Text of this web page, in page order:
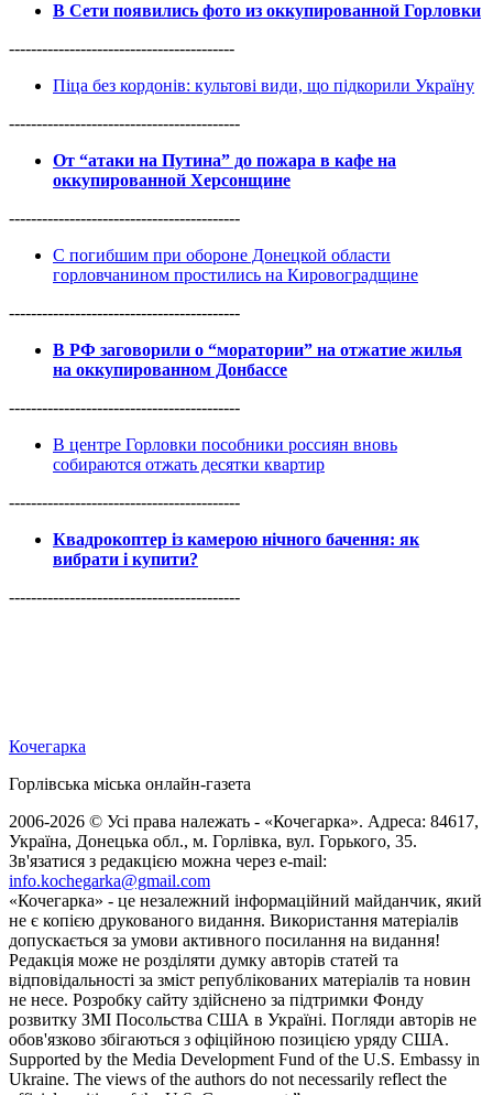
В Сети появились фото из оккупированной Горловки
-----------------------------------------
Піца без кордонів: культові види, що підкорили Україну
------------------------------------------
От “атаки на Путина” до пожара в кафе на
оккупированной Херсонщине
------------------------------------------
С погибшим при обороне Донецкой области
горловчанином простились на Кировоградщине
------------------------------------------
В РФ заговорили о “моратории” на отжатие жилья
на оккупированном Донбассе
------------------------------------------
В центре Горловки пособники россиян вновь
собираются отжать десятки квартир
------------------------------------------
Квадрокоптер із камерою нічного бачення: як
вибрати і купити?
------------------------------------------
Кочегарка
Горлівська міська онлайн-газета
2006-2026 © Усі права належать - «Кочегарка». Адреса: 84617,
Україна, Донецька обл., м. Горлівка, вул. Горького, 35.
Зв'язатися з редакцією можна через e-mail:
info.kochegarka@gmail.com
«Кочегарка» - це незалежний інформаційний майданчик, який
не є копією друкованого видання. Використання матеріалів
допускається за умови активного посилання на видання!
Редакція може не розділяти думку авторів статей та
відповідальності за зміст републікованих матеріалів та новин
не несе. Розробку сайту здійснено за підтримки Фонду
розвитку ЗМІ Посольства США в Україні. Погляди авторів не
обов'язково збігаються з офіційною позицією уряду США.
Supported by the Media Development Fund of the U.S. Embassy in
Ukraine. The views of the authors do not necessarily reflect the